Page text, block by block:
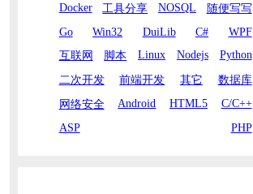
Docker
工具分享 NOSQL
随便写写
Go
Win32 DuiLib C#
WPF
互联网
脚本 Linux Nodejs Python
二次开发 前端开发 其它
数据库
网络安全
Android HTML5
C/C++
ASP
PHP